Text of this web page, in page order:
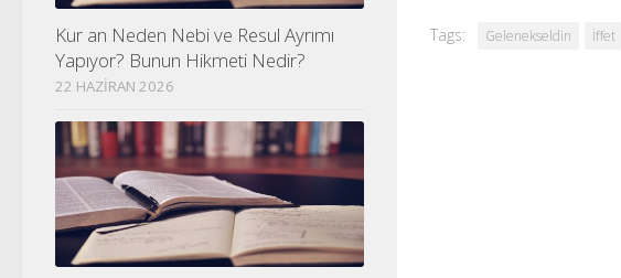
Tags: Gelenekseldin İffet
Kur an Neden Nebi ve Resul Ayrımı
Yapıyor? Bunun Hikmeti Nedir?
22 HAZIRAN 2026